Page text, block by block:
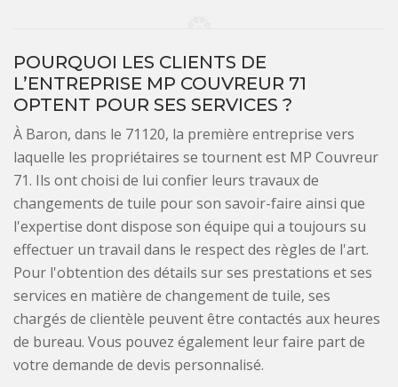
POURQUOI LES CLIENTS DE
L’ENTREPRISE MP COUVREUR 71
OPTENT POUR SES SERVICES ?
À Baron, dans le 71120, la première entreprise vers
laquelle les propriétaires se tournent est MP Couvreur
71. Ils ont choisi de lui confier leurs travaux de
changements de tuile pour son savoir-faire ainsi que
l'expertise dont dispose son équipe qui a toujours su
effectuer un travail dans le respect des règles de l'art.
Pour l'obtention des détails sur ses prestations et ses
services en matière de changement de tuile, ses
chargés de clientèle peuvent être contactés aux heures
de bureau. Vous pouvez également leur faire part de
votre demande de devis personnalisé.